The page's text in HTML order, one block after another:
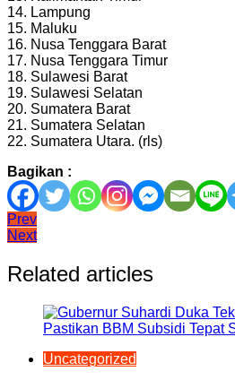
14. Lampung
15. Maluku
16. Nusa Tenggara Barat
17. Nusa Tenggara Timur
18. Sulawesi Barat
19. Sulawesi Selatan
20. Sumatera Barat
21. Sumatera Selatan
22. Sumatera Utara. (rls)
Bagikan :
Navigasi
pos
Prev
Next
Related articles
Uncategorized